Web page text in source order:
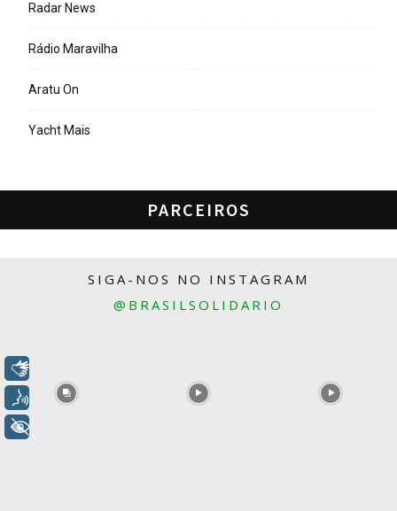
Radar News
Rádio Maravilha
Aratu On
Yacht Mais
PARCEIROS
SIGA-NOS NO INSTAGRAM
@BRASILSOLIDARIO
Voz